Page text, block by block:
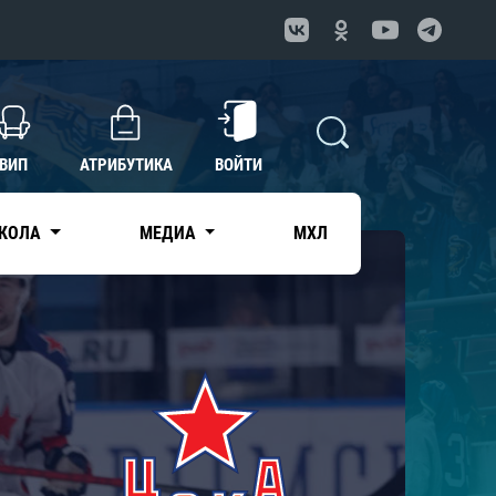
ВИП АТРИБУТИКА ВОЙТИ
МЕДИА МХЛ